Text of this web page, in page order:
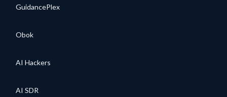
GuidancePlex
Obok
AI Hackers
AI SDR